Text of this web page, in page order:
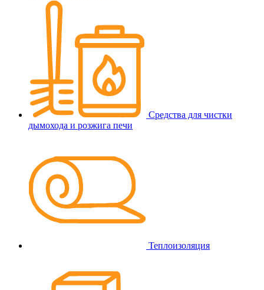
Средства для чистки
дымохода и розжига печи
Теплоизоляция